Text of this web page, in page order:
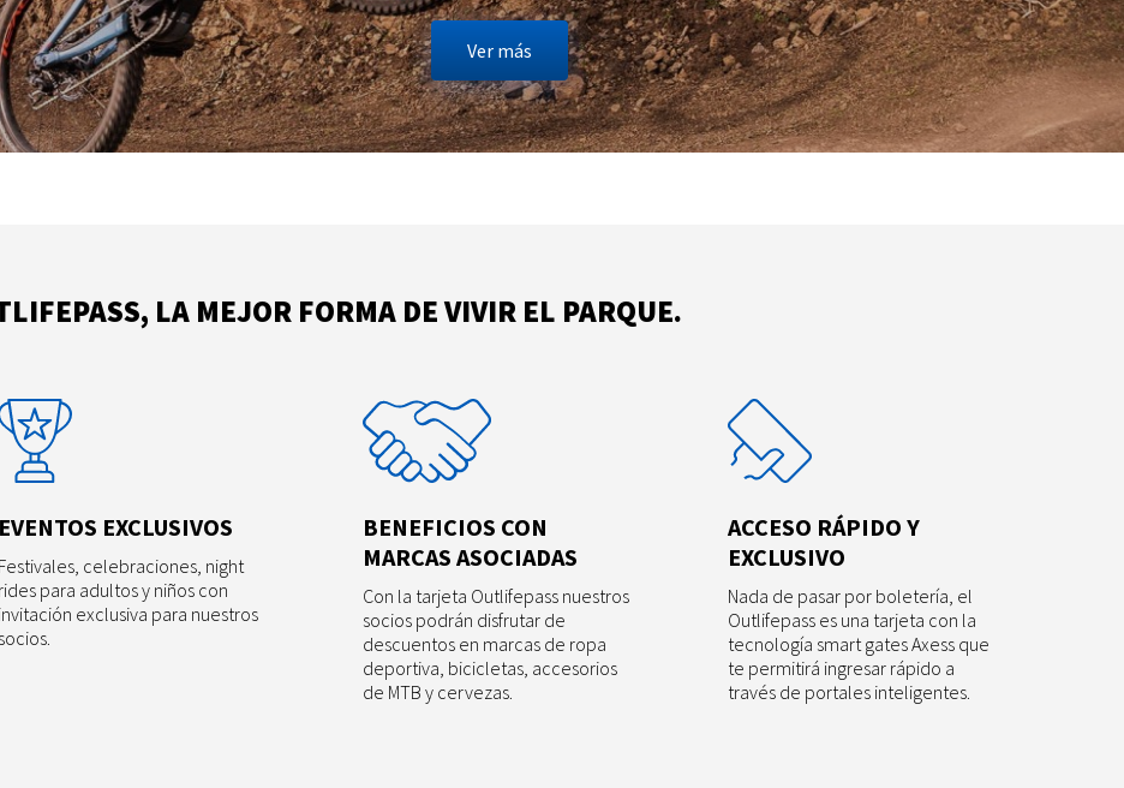
Ver más
LA MEJOR FORMA DE VIVIR EL PARQUE.
EVENTOS EXCLUSIVOS
Festivales, celebraciones, night
rides para adultos y niños con
invitación exclusiva para nuestros
socios.
BENEFICIOS CON
MARCAS ASOCIADAS
Con la tarjeta Outlifepass nuestros
socios podrán disfrutar de
descuentos en marcas de ropa
deportiva, bicicletas, accesorios
de MTB y cervezas.
ACCESO RÁPIDO Y
EXCLUSIVO
Nada de pasar por boletería, el
Outlifepass es una tarjeta con la
tecnología smart gates Axess que
te permitirá ingresar rápido a
través de portales inteligentes.